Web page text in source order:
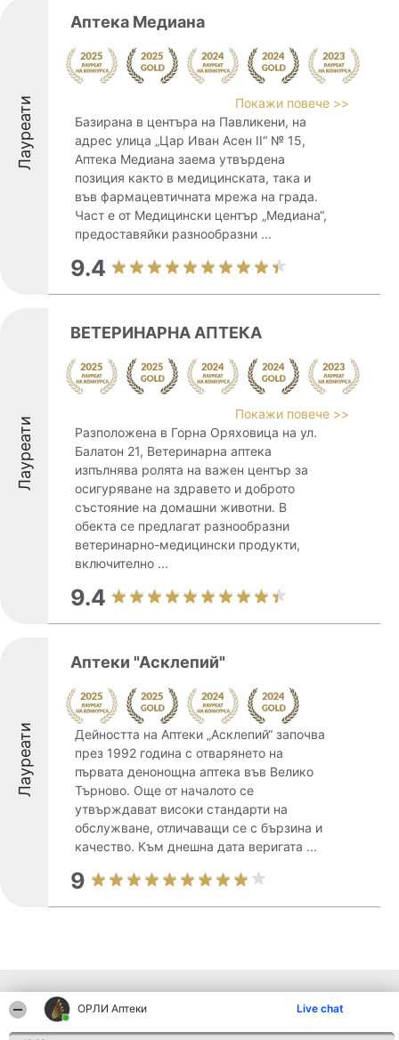
ОРЛИ Аптеки Live chat
Лауреати
Аптека Медиана
Покажи повече >>
Базирана в центъра на Павликени, на
адрес улица „Цар Иван Асен II“ № 15,
Аптека Медиана заема утвърдена
позиция както в медицинската, така и
във фармацевтичната мрежа на града.
Част е от Медицински център „Медиана“,
предоставяйки разнообразни ...
9.4
Лауреати
ВЕТЕРИНАРНА АПТЕКА
Покажи повече >>
Разположена в Горна Оряховица на ул.
Балатон 21, Ветеринарна аптека
изпълнява ролята на важен център за
осигуряване на здравето и доброто
състояние на домашни животни. В
обекта се предлагат разнообразни
ветеринарно-медицински продукти,
включително ...
9.4
Лауреати
Аптеки "Асклепий"
Дейността на Аптеки „Асклепий“ започва
през 1992 година с отварянето на
първата денонощна аптека във Велико
Търново. Още от началото се
утвърждават високи стандарти на
обслужване, отличаващи се с бързина и
качество. Към днешна дата веригата ...
9
Други фирми от региона